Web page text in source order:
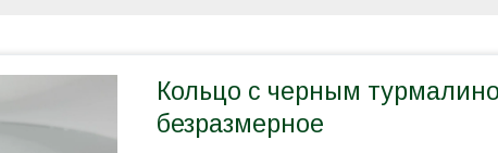
Кольцо с черным
безразмерное